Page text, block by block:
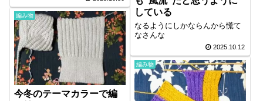
している
なるようにしかならんから慌て
なさんな
2025.10.12
編み物
今冬のテーマカラーで編
編み物